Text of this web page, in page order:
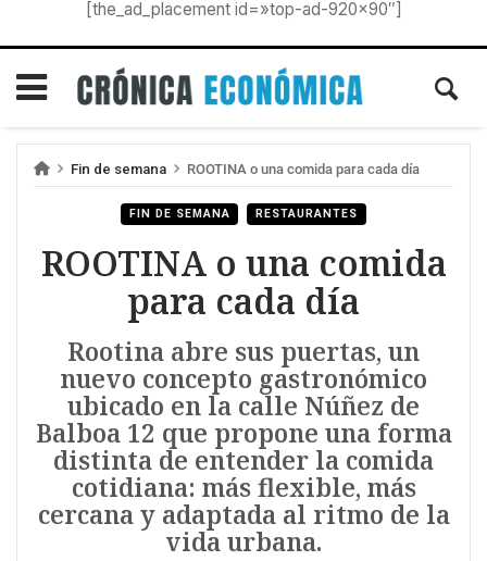
[the_ad_placement id=»top-ad-920×90″]
Fin de semana ROOTINA o una comida para cada día
FIN DE SEMANA RESTAURANTES
ROOTINA o una comida
para cada día
Rootina abre sus puertas, un
nuevo concepto gastronómico
ubicado en la calle Núñez de
Balboa 12 que propone una forma
distinta de entender la comida
cotidiana: más flexible, más
cercana y adaptada al ritmo de la
vida urbana.